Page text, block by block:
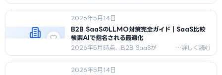
命保険・暗号資産業者の5業態での
ChatGPT広告/LLMO運用事例を、
CV単価・LTV・社内体制まで詳細に解
説。2026年5月時点の最新事例集。
2026年5月14日
B2B SaaSのLLMO対策完全ガイド｜SaaS比較
検索AIで指名される最適化
2026年5月時点、B2B SaaSが
ChatGPT/Perplexity/Geminiで指
名・引用されるLLMO設計を完全ガイ
ド。エンティティ統合、料金・機能デ
2026年5月14日